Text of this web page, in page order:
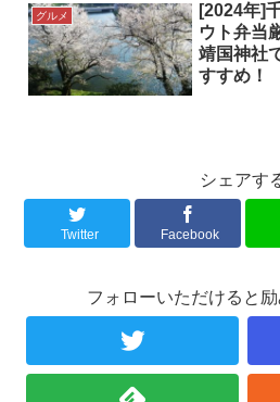
グルメ
[2024年]
ウト弁当
靖国神社
すすめ！
シェアす
Twitter Facebook
フォローいただけると励